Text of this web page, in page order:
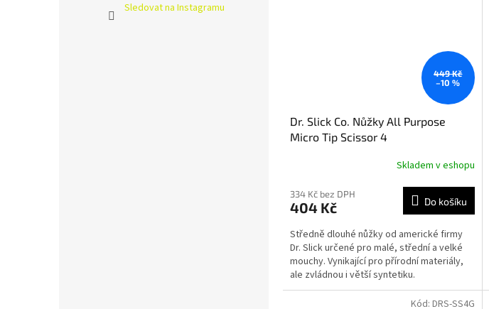
Sledovat na Instagramu
449 Kč
–10 %
Dr. Slick Co. Nůžky All Purpose
Micro Tip Scissor 4
Skladem v eshopu
334 Kč bez DPH
404 Kč Do košíku
Středně dlouhé nůžky od americké firmy
Dr. Slick určené pro malé, střední a velké
mouchy. Vynikající pro přírodní materiály,
ale zvládnou i větší syntetiku.
Kód: DRS-SS4G